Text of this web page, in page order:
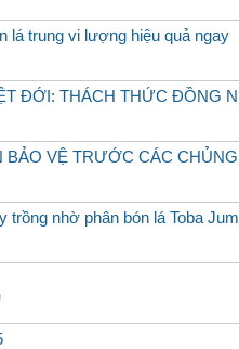
lá trung vi lượng hiệu quả ngay
ĐỚI: THÁCH THỨC ĐỒNG
BẢO VỆ TRƯỚC CÁC
trồng nhờ phân bón lá Toba Jum